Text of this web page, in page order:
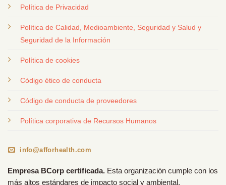
Política de Privacidad
Política de Calidad, Medioambiente, Seguridad y Salud y
Seguridad de la Información
Política de cookies
Código ético de conducta
Código de conducta de proveedores
Política corporativa de Recursos Humanos
info@afforhealth.com
Empresa BCorp certificada. Esta organización cumple con los
más altos estándares de impacto social y ambiental,